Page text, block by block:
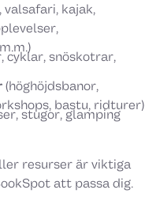
kajak,
cyklar, snöskotrar,
(höghöjdsbanor,
bastu, ridturer)
stugor, glamping
resurser är viktiga
att passa dig.